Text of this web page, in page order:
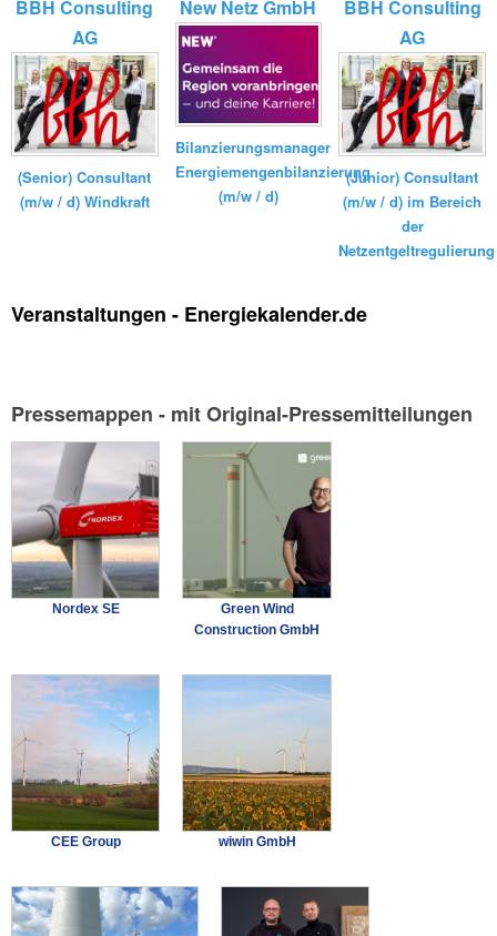
BBH Consulting
AG
(Senior) Consultant
(m/w / d) Windkraft
New Netz GmbH
Bilanzierungsmanager
Energiemengenbilanzierung
(m/w / d)
BBH Consulting
AG
(Junior) Consultant
(m/w / d) im Bereich
der
Netzentgeltregulierung
Veranstaltungen - Energiekalender.de
Pressemappen - mit Original-Pressemitteilungen
Nordex SE
Green Wind
Construction GmbH
CEE Group wiwin GmbH